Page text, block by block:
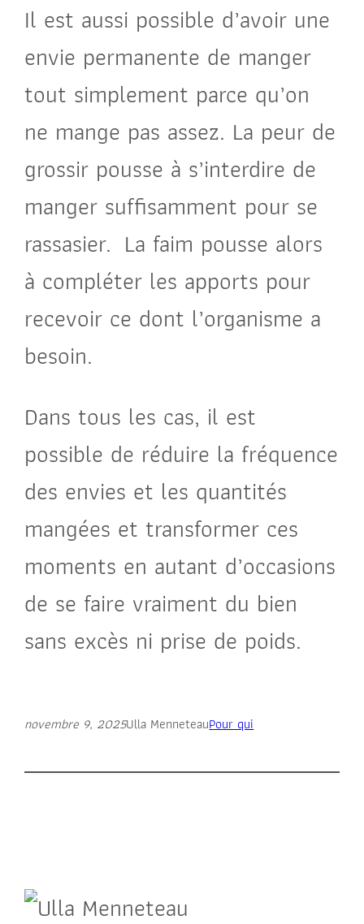
Il est aussi possible d’avoir une
envie permanente de manger
tout simplement parce qu’on
ne mange pas assez. La peur de
grossir pousse à s’interdire de
manger suffisamment pour se
rassasier. La faim pousse alors
à compléter les apports pour
recevoir ce dont l’organisme a
besoin.
Dans tous les cas, il est
possible de réduire la fréquence
des envies et les quantités
mangées et transformer ces
moments en autant d’occasions
de se faire vraiment du bien
sans excès ni prise de poids.
novembre 9, 2025Ulla MenneteauPour qui